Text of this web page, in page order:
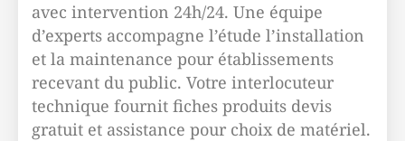
avec intervention 24h/24. Une équipe
d’experts accompagne l’étude l’installation
et la maintenance pour établissements
recevant du public. Votre interlocuteur
technique fournit fiches produits devis
gratuit et assistance pour choix de matériel.